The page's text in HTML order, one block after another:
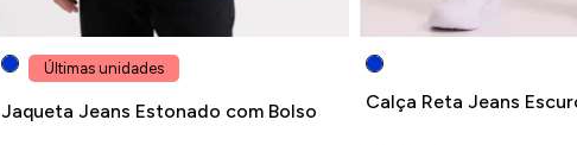
Últimas unidades
Jaqueta Jeans Estonado com Bolso Calça Reta Jeans